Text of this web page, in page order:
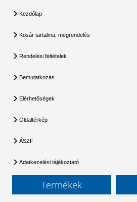
Kezdőlap
Kosár tartalma, megrendelés
Rendelési feltételek
Bemutatkozás
Elérhetőségek
Oldaltérkép
ÁSZF
Adatkezelési tájékoztató
Termékek